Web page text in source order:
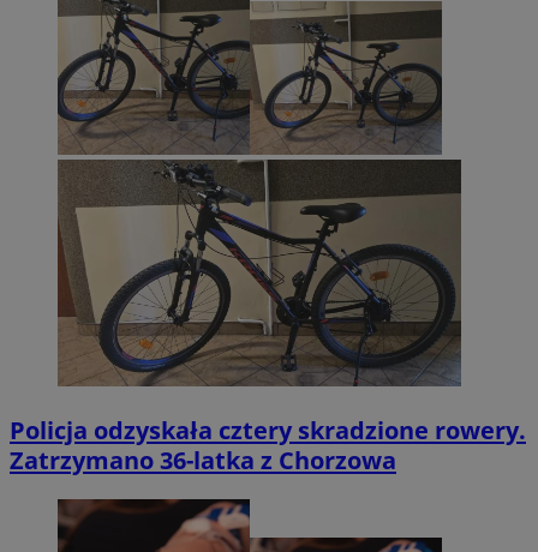
Policja odzyskała cztery skradzione rowery.
Zatrzymano 36-latka z Chorzowa